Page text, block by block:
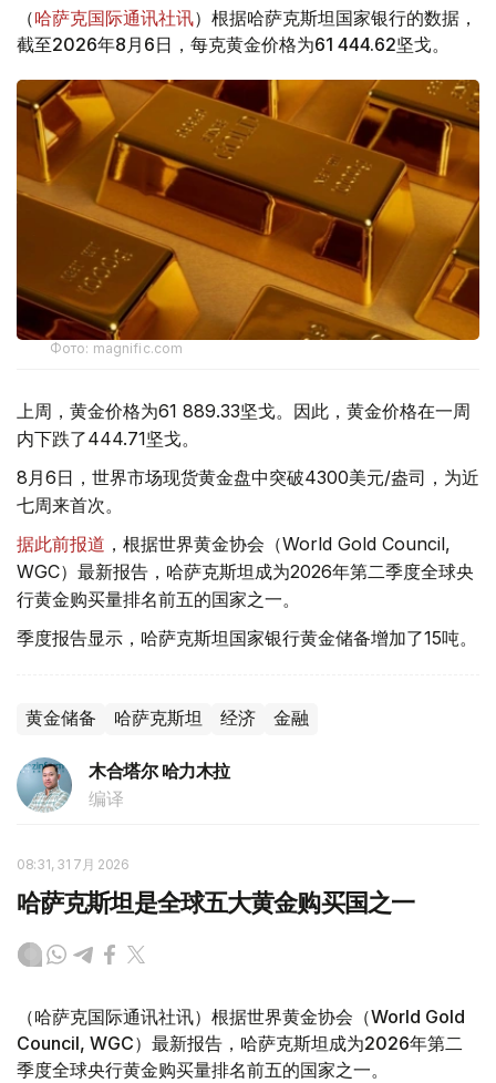
（哈萨克国际通讯社讯）根据哈萨克斯坦国家银行的数据，
截至2026年8月6日，每克黄金价格为61 444.62坚戈。
Фото: magnific.com
上周，黄金价格为61 889.33坚戈。因此，黄金价格在一周
内下跌了444.71坚戈。
8月6日，世界市场现货黄金盘中突破4300美元/盎司，为近
七周来首次。
据此前报道 ，根据世界黄金协会（World Gold Council,
WGC）最新报告，哈萨克斯坦成为2026年第二季度全球央
行黄金购买量排名前五的国家之一。
季度报告显示，哈萨克斯坦国家银行黄金储备增加了15吨。
黄金储备 哈萨克斯坦 经济 金融
木合塔尔 哈力木拉
编译
08:31, 31 7月 2026
哈萨克斯坦是全球五大黄金购买国之一
（哈萨克国际通讯社讯）根据世界黄金协会（World Gold
Council, WGC）最新报告，哈萨克斯坦成为2026年第二
季度全球央行黄金购买量排名前五的国家之一。